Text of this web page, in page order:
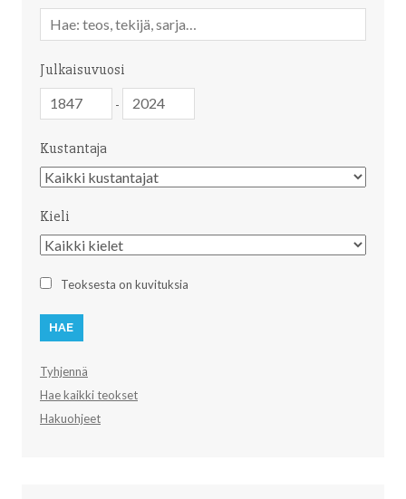
sanahaku
Julkaisuvuosi
-
Kustantaja
Kustantaja
Kieli
Kieli
Teoksesta on kuvituksia
Tyhjennä
Hae kaikki teokset
Hakuohjeet